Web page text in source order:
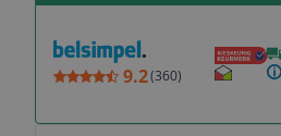
9.2(360)